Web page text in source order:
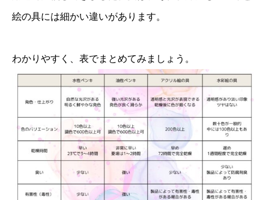
絵の具には細かい違いがあります。
わかりやすく、表でまとめてみましょう。